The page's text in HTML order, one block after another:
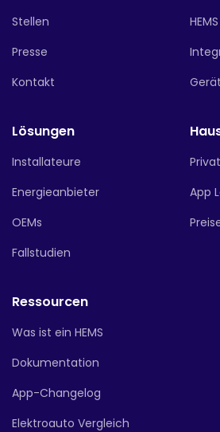
Stellen
Presse
Kontakt
Lösungen
Installateure
Energieanbieter
OEMs
Fallstudien
App
Ressourcen
Was ist ein HEMS
Dokumentation
App-Changelog
Elektroauto Vergleich